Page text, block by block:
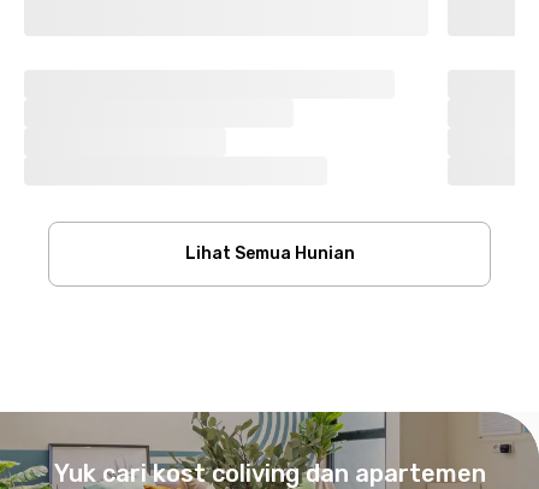
Lihat Semua Hunian
Yuk cari kost coliving dan apartemen